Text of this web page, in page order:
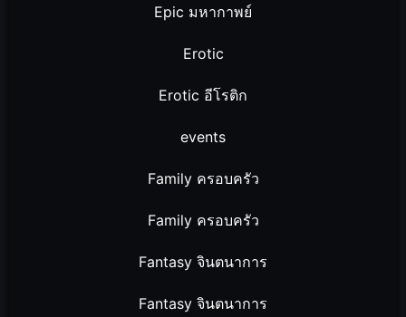
Epic มหากาพย์
Erotic
Erotic อีโรติก
events
Family ครอบครัว
Family ครอบครัว
Fantasy จินตนาการ
Fantasy จินตนาการ